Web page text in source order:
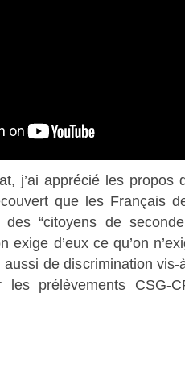
j’ai apprécié les propos
que les Français
des “citoyens de
exige d’eux ce qu’on
de discrimination
les prélèvements CSG-